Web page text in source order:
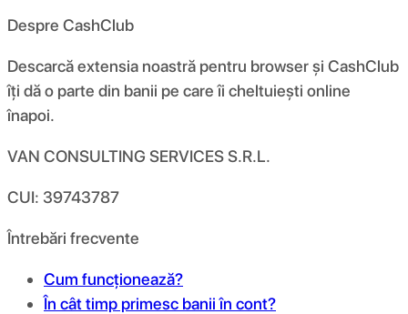
Despre CashClub
Descarcă extensia noastră pentru browser și CashClub
îți dă o parte din banii pe care îi cheltuiești online
înapoi.
VAN CONSULTING SERVICES S.R.L.
CUI: 39743787
Întrebări frecvente
Cum funcționează?
În cât timp primesc banii în cont?